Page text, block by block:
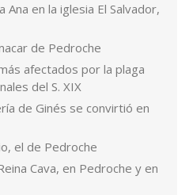
Ana en la iglesia El Salvador,
de Pedroche
afectados por la plaga
del S. XIX
de Ginés se convirtió en
el de Pedroche
Cava, en Pedroche y en